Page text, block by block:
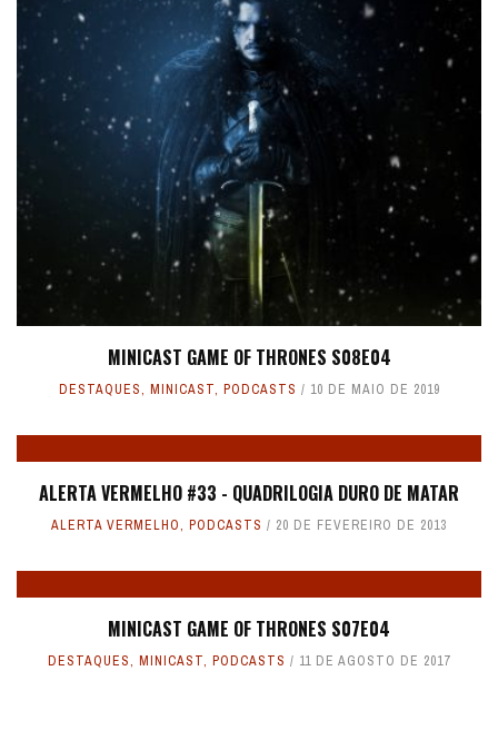
MINICAST GAME OF THRONES S08E04
DESTAQUES, MINICAST, PODCASTS 10 DE MAIO DE 2019
ALERTA VERMELHO #33 - QUADRILOGIA DURO DE MATAR
ALERTA VERMELHO, PODCASTS 20 DE FEVEREIRO DE 2013
MINICAST GAME OF THRONES S07E04
DESTAQUES, MINICAST, PODCASTS 11 DE AGOSTO DE 2017